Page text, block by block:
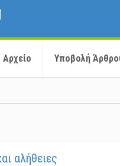
Αρχείο Υποβολή
αλήθειες